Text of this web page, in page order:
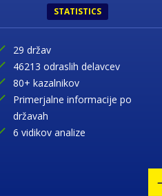
STATISTICS
29 držav
46213 odraslih delavcev
80+ kazalnikov
Primerjalne informacije po
državah
6 vidikov analize